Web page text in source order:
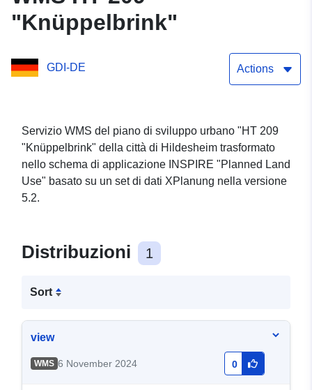
"Knüppelbrink"
GDI-DE Actions
Servizio WMS del piano di sviluppo urbano "HT 209
"Knüppelbrink" della città di Hildesheim trasformato
nello schema di applicazione INSPIRE "Planned Land
Use" basato su un set di dati XPlanung nella versione
5.2.
Distribuzioni 1
Sort
view
WMS 6 November 2024 0